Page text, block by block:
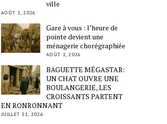
ville
AOÛT 1, 2026
Gare à vous : l’heure de
pointe devient une
ménagerie chorégraphiée
AOÛT 1, 2026
BAGUETTE MÉGASTAR:
UN CHAT OUVRE UNE
BOULANGERIE, LES
CROISSANTS PARTENT
EN RONRONNANT
JUILLET 31, 2026